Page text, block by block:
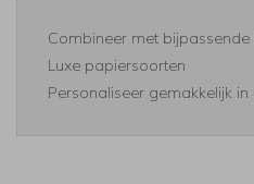
Combineer met
Luxe papiersoorten
Personaliseer gemakkelijk